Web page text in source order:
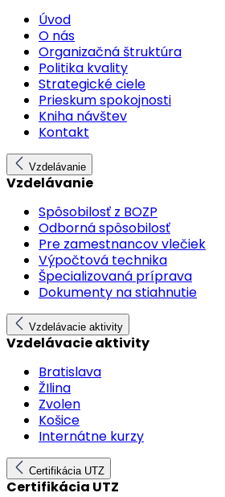
Úvod
O nás
Organizačná štruktúra
Politika kvality
Strategické ciele
Prieskum spokojnosti
Kniha návštev
Kontakt
Vzdelávanie
Vzdelávanie
Spôsobilosť z BOZP
Odborná spôsobilosť
Pre zamestnancov vlečiek
Výpočtová technika
Špecializovaná príprava
Dokumenty na stiahnutie
Vzdelávacie aktivity
Vzdelávacie aktivity
Bratislava
ŽIlina
Zvolen
Košice
Internátne kurzy
Certifikácia UTZ
Certifikácia UTZ